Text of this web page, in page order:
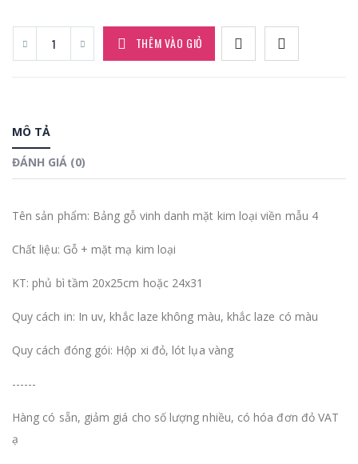
THÊM VÀO GIỎ
MÔ TẢ
ĐÁNH GIÁ (0)
Tên sản phẩm: Bảng gỗ vinh danh mặt kim loại viền mẫu 4
Chất liệu: Gỗ + mặt mạ kim loại
KT: phủ bì tầm 20x25cm hoặc 24x31
Quy cách in: In uv, khắc laze không màu, khắc laze có màu
Quy cách đóng gói: Hộp xi đỏ, lót lụa vàng
------
Hàng có sẵn, giảm giá cho số lượng nhiều, có hóa đơn đỏ VAT
ạ